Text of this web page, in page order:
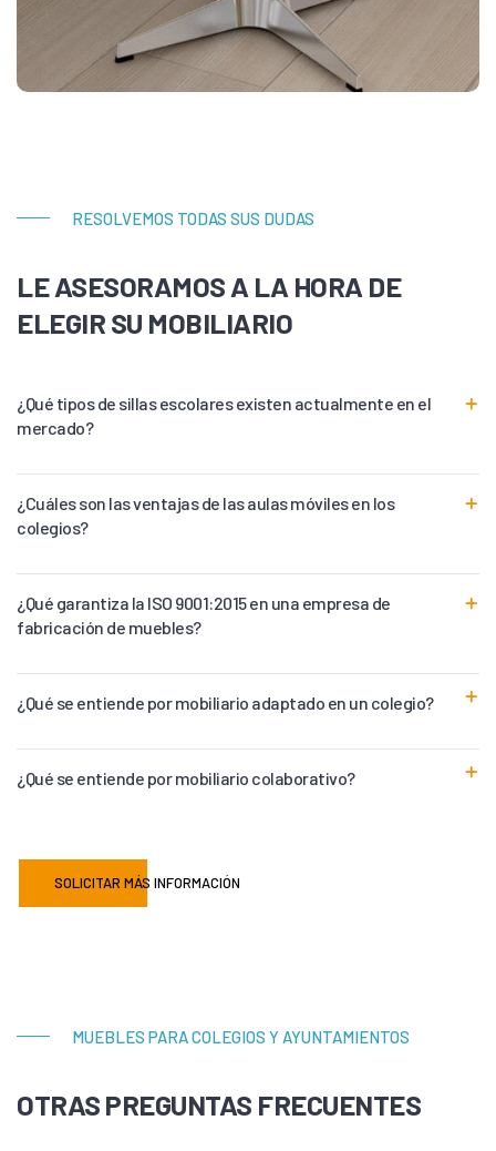
RESOLVEMOS TODAS SUS DUDAS
LE ASESORAMOS A LA HORA DE
ELEGIR SU MOBILIARIO
¿Qué tipos de sillas escolares existen actualmente en el
mercado?
¿Cuáles son las ventajas de las aulas móviles en los
colegios?
¿Qué garantiza la ISO 9001:2015 en una empresa de
fabricación de muebles?
¿Qué se entiende por mobiliario adaptado en un colegio?
¿Qué se entiende por mobiliario colaborativo?
SOLICITAR MÁS INFORMACIÓN
MUEBLES PARA COLEGIOS Y AYUNTAMIENTOS
OTRAS PREGUNTAS FRECUENTES